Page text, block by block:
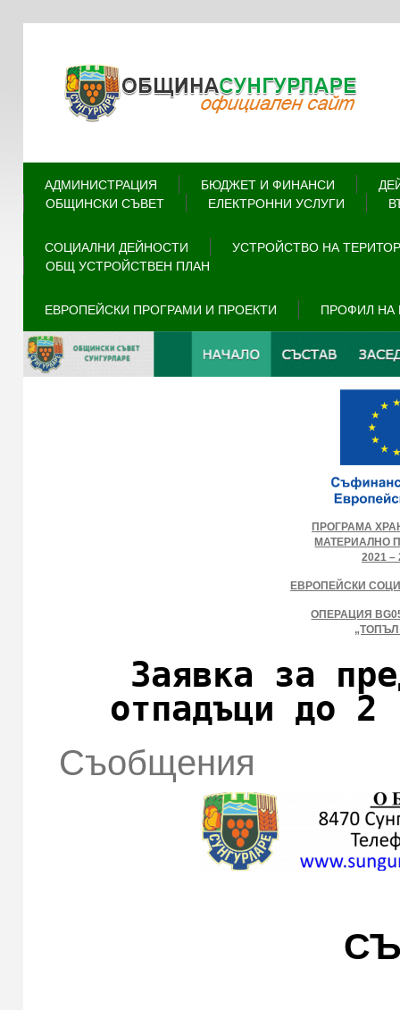
АДМИНИСТРАЦИЯ БЮДЖЕТ И ФИНАНСИ
ОБЩИНСКИ СЪВЕТ
ЕЛЕКТРОННИ УСЛУГИ
СОЦИАЛНИ ДЕЙНОСТИ
УСТРОЙСТВО НА
ОБЩ УСТРОЙСТВЕН ПЛАН
ЕВРОПЕЙСКИ ПРОГРАМИ И ПРОЕКТИ ПРОФИЛ НА
ПРОГРАМА
МАТЕРИАЛНО
2021 –
ЕВРОПЕЙСКИ
ОПЕРАЦИЯ
Заявка за
отпадъци до
Съобщения